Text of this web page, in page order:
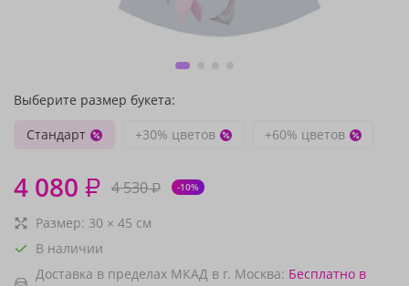
Выберите размер букета:
Стандарт
+30% цветов +60% цветов
4 080 ₽ 4 530₽ -10%
Размер: 30 × 45 см
В наличии
Доставка в пределах МКАД в г. Москва: Бесплатно в